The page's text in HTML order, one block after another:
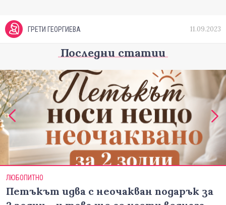
ГРЕТИ ГЕОРГИЕВА 11.09.2023
Последни статии
ЛЮБОПИТНО
Петъкът идва с неочакван подарък за